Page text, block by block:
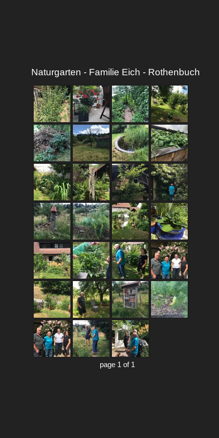
Naturgarten - Familie Eich - Rothenbuch
page 1 of 1